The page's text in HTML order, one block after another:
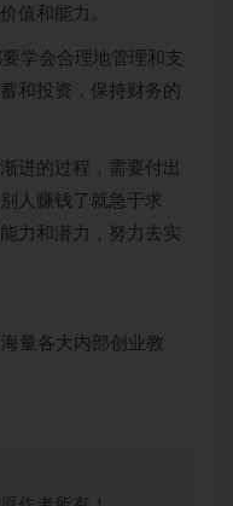
值和能力。
学会合理地管理和支
和投资，保持财务的
进的过程，需要付出
人赚钱了就急于求
力和潜力，努力去实
量各大内部创业教